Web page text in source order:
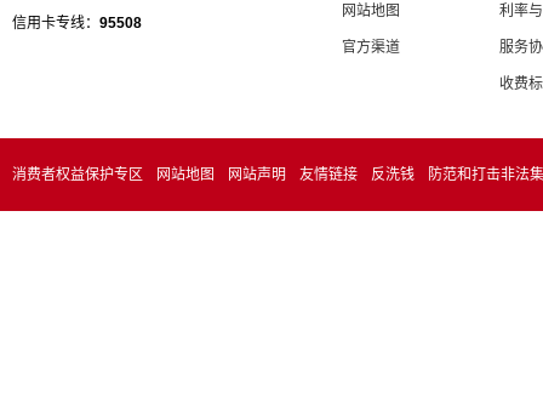
信用卡专线： 95508
网站地图
官方渠道
利率
服务
收费
消费者权益保护专区 网站地图 网站声明 友情链接 反洗钱 防范和打击非法